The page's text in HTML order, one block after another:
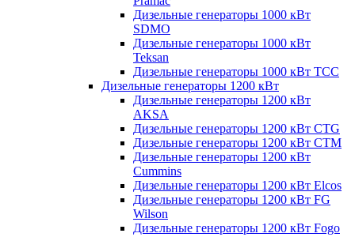
Дизельные генераторы 1000 кВт
SDMO
Дизельные генераторы 1000 кВт
Teksan
Дизельные генераторы 1000 кВт ТСС
Дизельные генераторы 1200 кВт
Дизельные генераторы 1200 кВт
AKSA
Дизельные генераторы 1200 кВт CTG
Дизельные генераторы 1200 кВт CTM
Дизельные генераторы 1200 кВт
Cummins
Дизельные генераторы 1200 кВт Elcos
Дизельные генераторы 1200 кВт FG
Wilson
Дизельные генераторы 1200 кВт Fogo